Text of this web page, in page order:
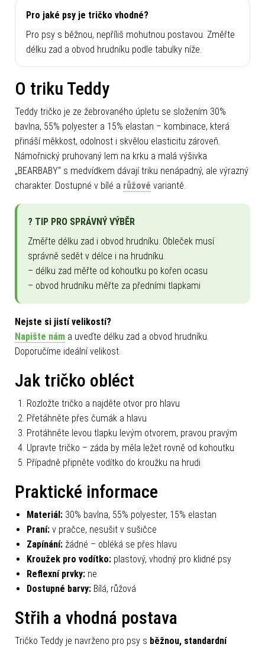
Pro jaké psy je tričko vhodné?
Pro psy s běžnou, nepříliš mohutnou postavou. Změřte
délku zad a obvod hrudníku podle tabulky níže.
O triku Teddy
Teddy tričko je ze žebrovaného úpletu se složením 30%
bavlna, 55% polyester a 15% elastan – kombinace, která
přináší měkkost, odolnost i skvělou elasticitu zároveň.
Námořnický pruhovaný lem na krku a malá výšivka
„BEARBABY“ s medvídkem dávají triku nenápadný, ale výrazný
charakter. Dostupné v bílé a růžové variantě.
? TIP PRO SPRÁVNÝ VÝBĚR
Změřte délku zad i obvod hrudníku. Obleček musí
správně sedět v délce i na hrudníku.
– délku zad měřte od kohoutku po kořen ocasu
– obvod hrudníku měřte za předními tlapkami
Nejste si jistí velikostí?
Napište nám a uveďte délku zad a obvod hrudníku.
Doporučíme ideální velikost.
Jak tričko obléct
Rozložte tričko a najděte otvor pro hlavu
Přetáhněte přes čumák a hlavu
Protáhněte levou tlapku levým otvorem, pravou pravým
Upravte tričko – záda by měla ležet rovně od kohoutku
Případně připněte vodítko do kroužku na hrudi
Praktické informace
Materiál: 30% bavlna, 55% polyester, 15% elastan
Praní: v pračce, nesušit v sušičce
Zapínání: žádné – obléká se přes hlavu
Kroužek pro vodítko: plastový, vhodný pro klidné psy
Reflexní prvky: ne
Dostupné barvy: Bílá, růžová
Střih a vhodná postava
Tričko Teddy je navrženo pro psy s běžnou, standardní